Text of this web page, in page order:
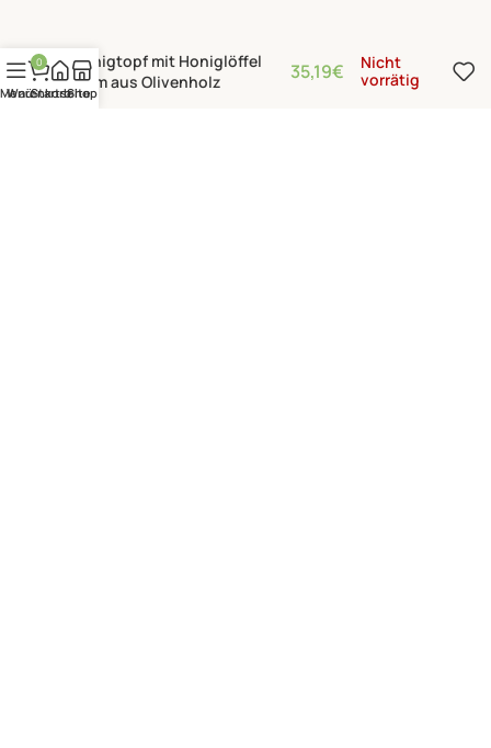
Honigtopf mit Honiglöffel
17cm aus Olivenholz
35,19€
Nicht
vorrätig
Menü
0
Warenkorb
Startseite
Shop